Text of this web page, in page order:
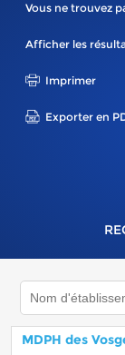
Vous ne trouvez
Afficher les
Imprimer
Exporter en
MDPH des